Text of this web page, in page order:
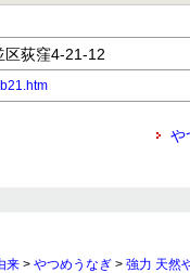
荻窪4-21-12
や
来 > やつめうなぎ > 強力 天然